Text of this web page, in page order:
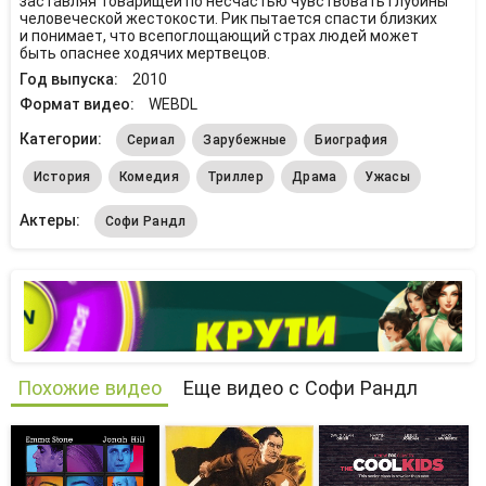
человеческой жестокости. Рик пытается спасти близких
и понимает, что всепоглощающий страх людей может
быть опаснее ходячих мертвецов.
Год выпуска:
2010
Формат видео:
WEBDL
Категории:
Сериал Зарубежные Биография
История Комедия Триллер Драма Ужасы
Актеры: Софи Рандл
Похожие видео Еще видео с Софи Рандл